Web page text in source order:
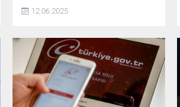
(KKM) yakında sona erecek.'
12.06.2025